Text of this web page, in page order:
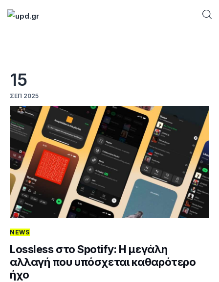
Games
Futuring
AI news
How To
Blog
15
ΣΕΠ 2025
NEWS
Lossless στο Spotify: Η μεγάλη
αλλαγή που υπόσχεται καθαρότερο
ήχο